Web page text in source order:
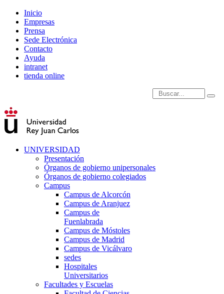
Inicio
Empresas
Prensa
Sede Electrónica
Contacto
Ayuda
intranet
tienda online
Introduce términos de
UNIVERSIDAD
Presentación
Órganos de gobierno unipersonales
Órganos de gobierno colegiados
Campus
Campus de Alcorcón
Campus de Aranjuez
Campus de
Fuenlabrada
Campus de Móstoles
Campus de Madrid
Campus de Vicálvaro
sedes
Hospitales
Universitarios
Facultades y Escuelas